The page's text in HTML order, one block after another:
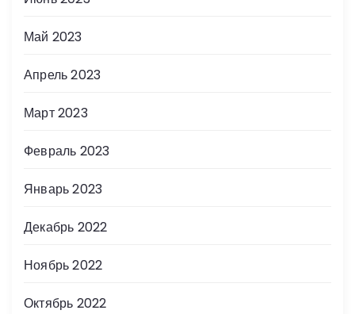
Май 2023
Апрель 2023
Март 2023
Февраль 2023
Январь 2023
Декабрь 2022
Ноябрь 2022
Октябрь 2022